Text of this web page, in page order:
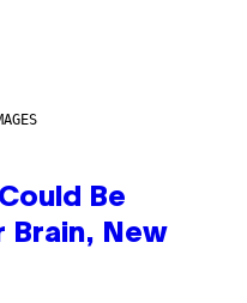
Be
Brain, New